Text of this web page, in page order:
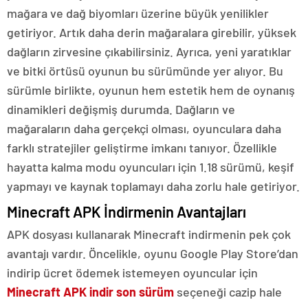
mağara ve dağ biyomları üzerine büyük yenilikler
getiriyor. Artık daha derin mağaralara girebilir, yüksek
dağların zirvesine çıkabilirsiniz. Ayrıca, yeni yaratıklar
ve bitki örtüsü oyunun bu sürümünde yer alıyor. Bu
sürümle birlikte, oyunun hem estetik hem de oynanış
dinamikleri değişmiş durumda. Dağların ve
mağaraların daha gerçekçi olması, oyunculara daha
farklı stratejiler geliştirme imkanı tanıyor. Özellikle
hayatta kalma modu oyuncuları için 1.18 sürümü, keşif
yapmayı ve kaynak toplamayı daha zorlu hale getiriyor.
Minecraft APK İndirmenin Avantajları
APK dosyası kullanarak Minecraft indirmenin pek çok
avantajı vardır. Öncelikle, oyunu Google Play Store’dan
indirip ücret ödemek istemeyen oyuncular için
Minecraft APK indir son sürüm seçeneği cazip hale